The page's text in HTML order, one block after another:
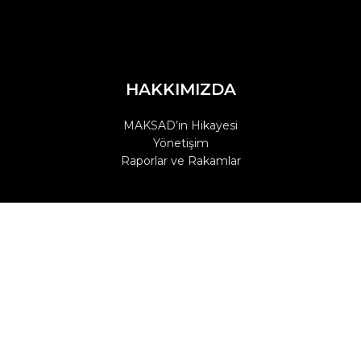
HAKKIMIZDA
MAKSAD’ın Hikayesi
Yönetişim
Raporlar ve Rakamlar